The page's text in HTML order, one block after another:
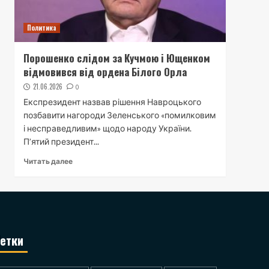
Политика
Порошенко слідом за Кучмою і Ющенком
відмовився від ордена Білого Орла
21.06.2026 0
Експрезидент назвав рішення Навроцького
позбавити нагороди Зеленського «помилковим
і несправедливим» щодо народу України.
П’ятий президент...
Читать далее